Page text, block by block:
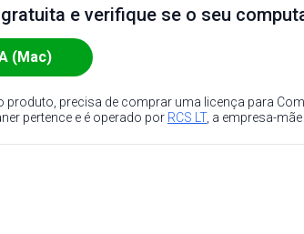
e verifique se o seu
(Mac)
produto, precisa de comprar uma licença para
pertence e é operado por RCS LT, a empresa-mãe